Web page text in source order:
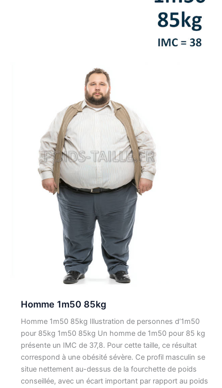
Homme 1m50 85kg
Homme 1m50 85kg Illustration de personnes d’1m50
pour 85kg 1m50 85kg Un homme de 1m50 pour 85 kg
présente un IMC de 37,8. Pour cette taille, ce résultat
correspond à une obésité sévère. Ce profil masculin se
situe nettement au-dessus de la fourchette de poids
conseillée, avec un écart important par rapport au poids